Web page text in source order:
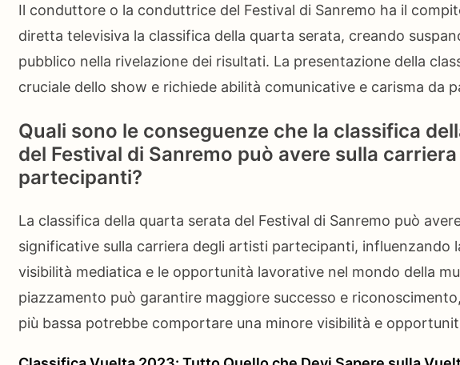
Il conduttore o la conduttrice del Festival di Sanremo ha il
diretta televisiva la classifica della quarta serata, creando
pubblico nella rivelazione dei risultati. La presentazione della
cruciale dello show e richiede abilità comunicative e carisma da
Quali sono le conseguenze che la classifica
del Festival di Sanremo può avere sulla
partecipanti?
La classifica della quarta serata del Festival di Sanremo può
significative sulla carriera degli artisti partecipanti, influenzando
visibilità mediatica e le opportunità lavorative nel mondo della
piazzamento può garantire maggiore successo e
più bassa potrebbe comportare una minore visibilità e